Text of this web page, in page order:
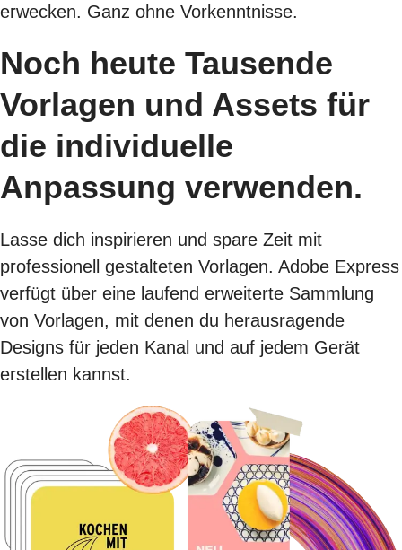
erwecken. Ganz ohne Vorkenntnisse.
Noch heute Tausende
Vorlagen und Assets für
die individuelle
Anpassung verwenden.
Lasse dich inspirieren und spare Zeit mit
professionell gestalteten Vorlagen. Adobe Express
verfügt über eine laufend erweiterte Sammlung
von Vorlagen, mit denen du herausragende
Designs für jeden Kanal und auf jedem Gerät
erstellen kannst.